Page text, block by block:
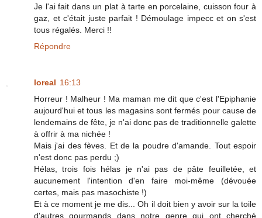
Je l'ai fait dans un plat à tarte en porcelaine, cuisson four à
gaz, et c'était juste parfait ! Démoulage impecc et on s'est
tous régalés. Merci !!
Répondre
loreal 16:13
Horreur ! Malheur ! Ma maman me dit que c'est l'Epiphanie
aujourd'hui et tous les magasins sont fermés pour cause de
lendemains de fête, je n'ai donc pas de traditionnelle galette
à offrir à ma nichée !
Mais j'ai des fèves. Et de la poudre d'amande. Tout espoir
n'est donc pas perdu ;)
Hélas, trois fois hélas je n'ai pas de pâte feuilletée, et
aucunement l'intention d'en faire moi-même (dévouée
certes, mais pas masochiste !)
Et à ce moment je me dis... Oh il doit bien y avoir sur la toile
d'autres gourmands dans notre genre qui ont cherché